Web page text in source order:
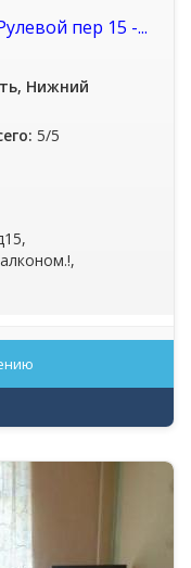
пер 15 -...
Нижний
5/5